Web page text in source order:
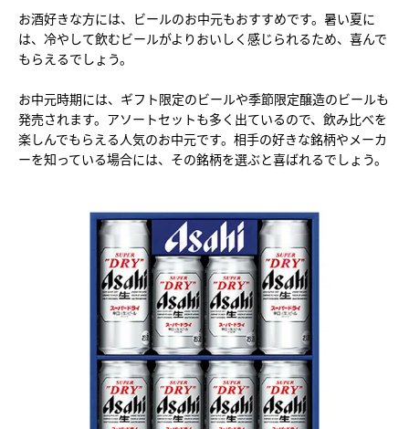
お酒好きな方には、ビールのお中元もおすすめです。暑い夏に
は、冷やして飲むビールがよりおいしく感じられるため、喜んで
もらえるでしょう。
お中元時期には、ギフト限定のビールや季節限定醸造のビールも
発売されます。アソートセットも多く出ているので、飲み比べを
楽しんでもらえる人気のお中元です。相手の好きな銘柄やメーカ
ーを知っている場合には、その銘柄を選ぶと喜ばれるでしょう。